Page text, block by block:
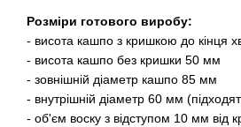
Розміри готового виробу:
- висота кашпо з кришкою до кінця
- висота кашпо без кришки 50 мм
- зовнішній діаметр кашпо 85 мм
- внутрішній діаметр 60 мм
- об'єм воску з відступом 10 мм від